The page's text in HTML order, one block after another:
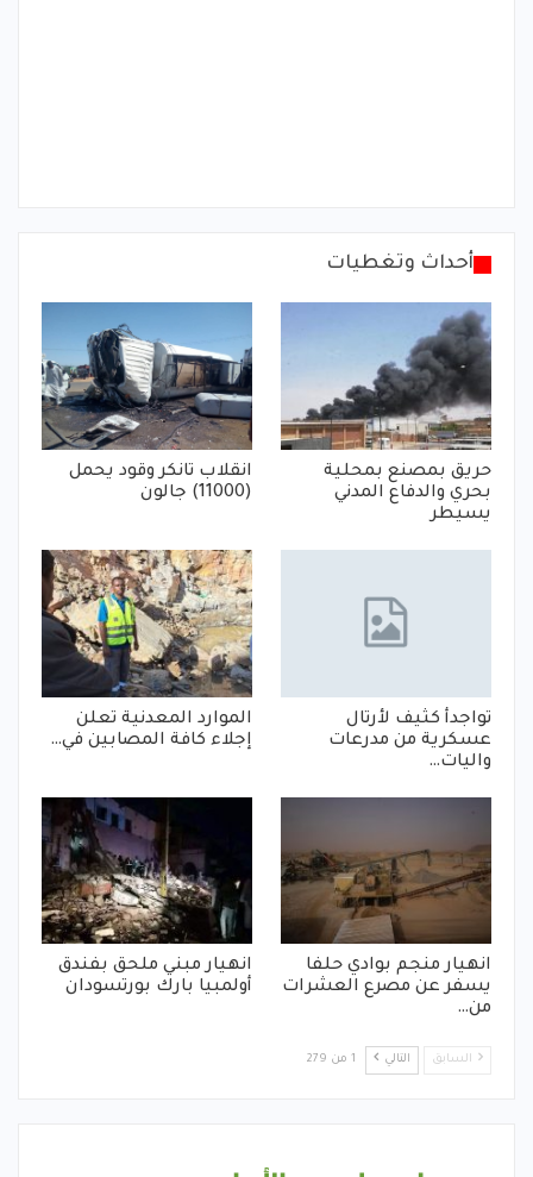
أحداث وتغطيات
حريق بمصنع بمحلية
بحري والدفاع المدني
يسيطر
انقلاب تانكر وقود يحمل
(11000) جالون
تواجدأ كثيف لأرتال
عسكرية من مدرعات
واليات…
الموارد المعدنية تعلن
إجلاء كافة المصابين في…
انهيار منجم بوادي حلفا
يسفر عن مصرع العشرات
من…
انهيار مبني ملحق بفندق
أولمبيا بارك بورتسودان
السابق التالي 1 من 279